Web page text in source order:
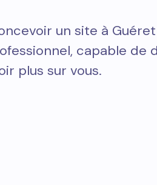
un site à
capable de
plus sur vous.